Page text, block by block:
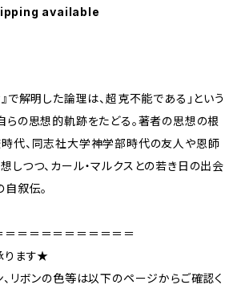
available
で解明した論理は、超克不能である」という
らの思想的軌跡をたどる。著者の思想の根
代、同志社大学神学部時代の友人や恩師
しつつ、カール・マルクスとの若き日の出会
自叙伝。
＝＝＝＝＝＝＝＝＝＝＝
ります★
、リボンの色等は以下のページからご確認く